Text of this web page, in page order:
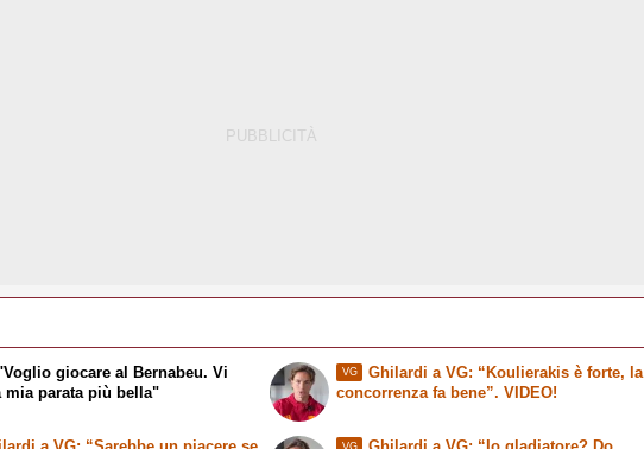
giocare al Bernabeu. Vi
mia parata più bella"
VG
Ghilardi a VG: “Koulierakis è forte, la
concorrenza fa bene”. VIDEO!
VG